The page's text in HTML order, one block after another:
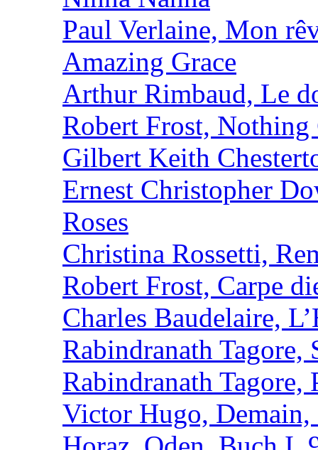
Paul Verlaine, Mon
Amazing Grace
Arthur Rimbaud, Le
Robert Frost, Nothing
Gilbert Keith
Ernest Christopher
Roses
Christina Rossetti,
Robert Frost, Carpe
Charles Baudelaire,
Rabindranath
Rabindranath Tagore,
Victor Hugo, Demain,